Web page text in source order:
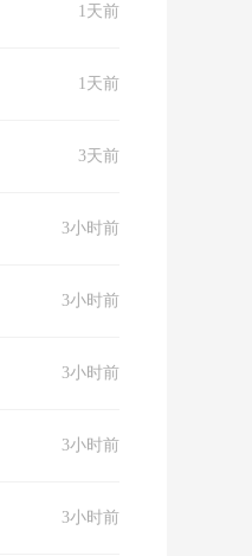
1天前
1天前
3天前
3小时前
3小时前
3小时前
3小时前
3小时前